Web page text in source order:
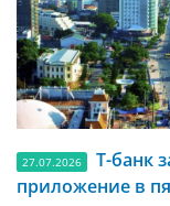
27.07.2026
Т-банк
приложение в